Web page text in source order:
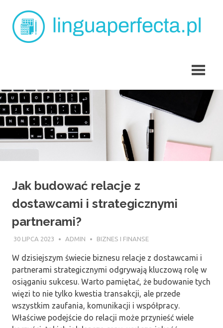
content
Jak budować relacje z
dostawcami i strategicznymi
partnerami?
30 LIPCA 2023 ADMIN BIZNES I FINANSE
W dzisiejszym świecie biznesu relacje z dostawcami i
partnerami strategicznymi odgrywają kluczową rolę w
osiąganiu sukcesu. Warto pamiętać, że budowanie tych
więzi to nie tylko kwestia transakcji, ale przede
wszystkim zaufania, komunikacji i współpracy.
Właściwe podejście do relacji może przynieść wiele